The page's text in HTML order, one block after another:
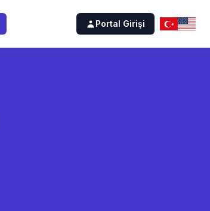
Portal Girişi